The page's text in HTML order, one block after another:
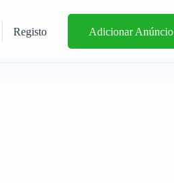
Registo Adicionar Anúncio